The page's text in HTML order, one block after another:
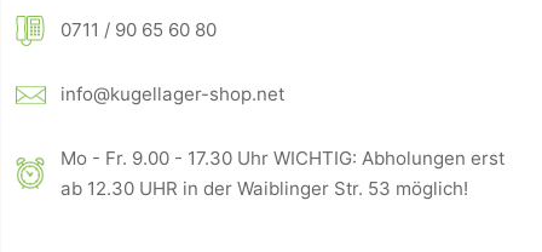
0711 / 90 65 60 80
info@kugellager-shop.net
Mo - Fr. 9.00 - 17.30 Uhr WICHTIG: Abholungen erst
ab 12.30 UHR in der Waiblinger Str. 53 möglich!